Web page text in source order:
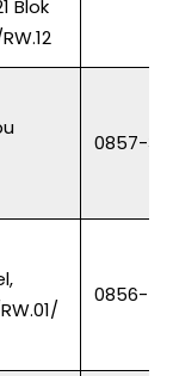
Blok
0857-
0856-